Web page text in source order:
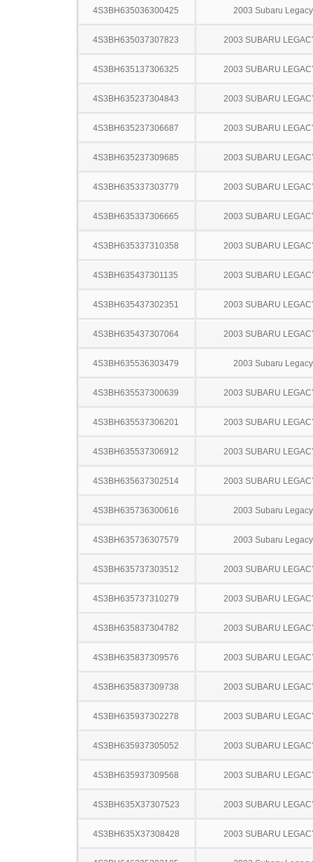
4S3BH635036300425 2003 Subaru
4S3BH635037307823 2003 SUBARU
4S3BH635137306325 2003 SUBARU
4S3BH635237304843 2003 SUBARU
4S3BH635237306687 2003 SUBARU
4S3BH635237309685 2003 SUBARU
4S3BH635337303779 2003 SUBARU
4S3BH635337306665 2003 SUBARU
4S3BH635337310358 2003 SUBARU
4S3BH635437301135 2003 SUBARU
4S3BH635437302351 2003 SUBARU
4S3BH635437307064 2003 SUBARU
4S3BH635536303479 2003 Subaru
4S3BH635537300639 2003 SUBARU
4S3BH635537306201 2003 SUBARU
4S3BH635537306912 2003 SUBARU
4S3BH635637302514 2003 SUBARU
4S3BH635736300616 2003 Subaru
4S3BH635736307579 2003 Subaru
4S3BH635737303512 2003 SUBARU
4S3BH635737310279 2003 SUBARU
4S3BH635837304782 2003 SUBARU
4S3BH635837309576 2003 SUBARU
4S3BH635837309738 2003 SUBARU
4S3BH635937302278 2003 SUBARU
4S3BH635937305052 2003 SUBARU
4S3BH635937309568 2003 SUBARU
4S3BH635X37307523 2003 SUBARU
4S3BH635X37308428 2003 SUBARU